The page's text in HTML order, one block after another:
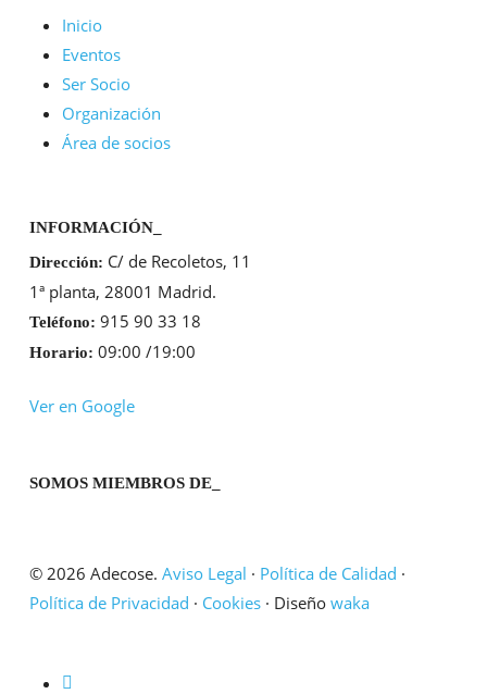
Inicio
Eventos
Ser Socio
Organización
Área de socios
INFORMACIÓN_
Dirección: C/ de Recoletos, 11
1ª planta, 28001 Madrid.
Teléfono: 915 90 33 18
Horario: 09:00 /19:00
Ver en Google
SOMOS MIEMBROS DE_
© 2026 Adecose. Aviso Legal · Política de Calidad ·
Política de Privacidad · Cookies· Diseño waka
twitter